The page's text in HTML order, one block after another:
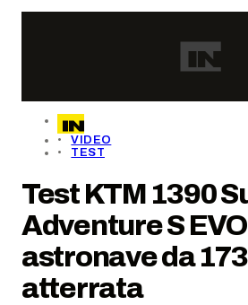
VIDEO
TEST
Test KTM 1390
Adventure S
astronave da 173
atterrata